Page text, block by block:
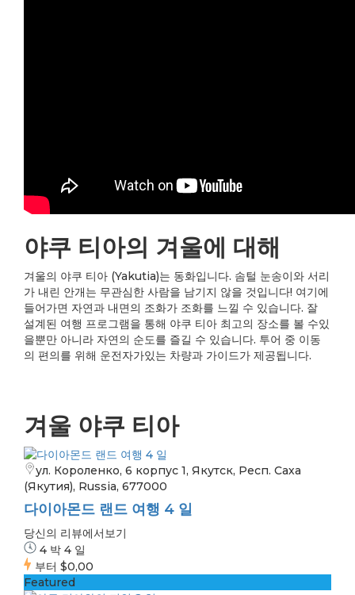
야쿠 티아의 겨울에 대해
겨울의 야쿠 티아 (Yakutia)는 동화입니다. 솜털 눈송이와 서리
가 내린 안개는 무관심한 사람을 남기지 않을 것입니다! 여기에
들어가면 자연과 내면의 조화가 조화를 느낄 수 있습니다. 잘
설계된 여행 프로그램을 통해 야쿠 티아 최고의 장소를 볼 수있
을뿐만 아니라 자연의 순도를 즐길 수 있습니다. 투어 중 이동
의 편의를 위해 운전자가있는 차량과 가이드가 제공됩니다.
겨울 야쿠 티아
ул. Короленко, 6 корпус 1, Якутск, Респ. Саха
(Якутия), Russia, 677000
다이아몬드 랜드 여행 4 일
당신의 리뷰에서보기
4 박 4 일
부터 $0,00
Featured